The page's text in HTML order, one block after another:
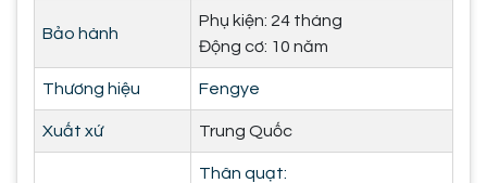
Bảo hành
Phụ kiện: 24 tháng
Động cơ: 10 năm
Thương hiệu Fengye
Xuất xứ Trung Quốc
Thân quạt: